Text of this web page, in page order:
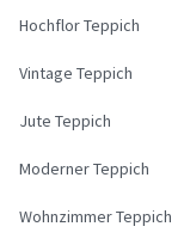
Hochflor Teppich
Vintage Teppich
Jute Teppich
Moderner Teppich
Wohnzimmer Teppich